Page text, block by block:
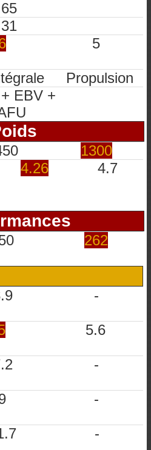
5
Propulsion
EBV +
1300
4.26 4.7
262
-
5.6
-
-
-